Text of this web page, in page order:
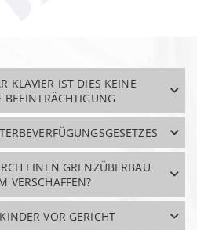
KLAVIER IST DIES KEINE
BEEINTRÄCHTIGUNG
EINEN GRENZÜBERBAU
VERSCHAFFEN?
VOR GERICHT